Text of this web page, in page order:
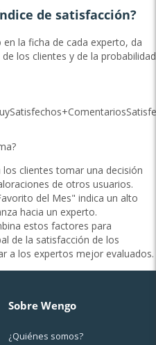
de satisfacción?
la ficha de cada experto, da
los clientes y de la probabilidad
clientes tomar una decisión
de otros usuarios.
del Mes" indica un alto
hacia un experto.
estos factores para
de la satisfacción de los
a los expertos mejor evaluados.
Sobre Wengo
¿Quiénes somos?